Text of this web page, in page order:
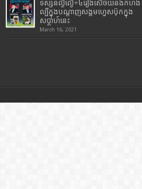
ទស្សនល្ងីល្ងើ÷៤រឿងសើចយំនិងកំហឹង
ល្បីក្នុងបណ្តាញសង្គមហ្វេសប៊ុកក្នុង
សប្តាហ៍នេះ
March 16, 2021